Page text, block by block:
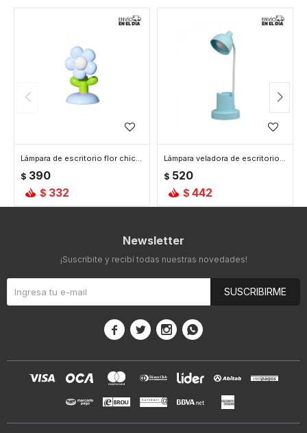
Lámpara de escritorio flor chica - Celeste
$ 390
$ 332
Lámpara veladora de escritorio con portalápices - Celeste
$ 520
$ 442
Newsletter
¡Suscribite y recibí todas nuestras novedades!
SUSCRIBIRME
   